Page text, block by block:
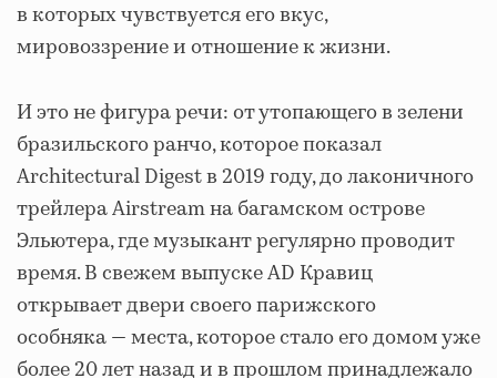
в которых чувствуется его вкус,
мировоззрение и отношение к жизни.
И это не фигура речи: от утопающего в зелени
бразильского ранчо, которое показал
Architectural Digest в 2019 году, до лаконичного
трейлера Airstream на багамском острове
Эльютера, где музыкант регулярно проводит
время. В свежем выпуске AD Кравиц
открывает двери своего парижского
особняка — места, которое стало его домом уже
более 20 лет назад и в прошлом принадлежало